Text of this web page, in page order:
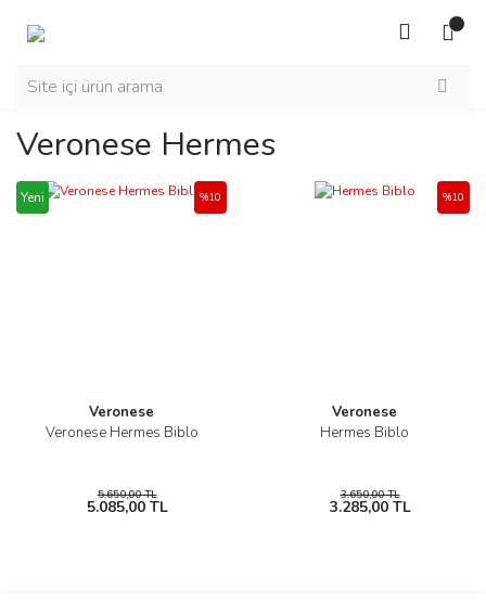
Veronese Hermes
Yeni
Veronese
Veronese Hermes Biblo
%10
5.650,00 TL
5.085,00 TL
Veronese
Hermes Biblo
%10
3.650,00 TL
3.285,00 TL